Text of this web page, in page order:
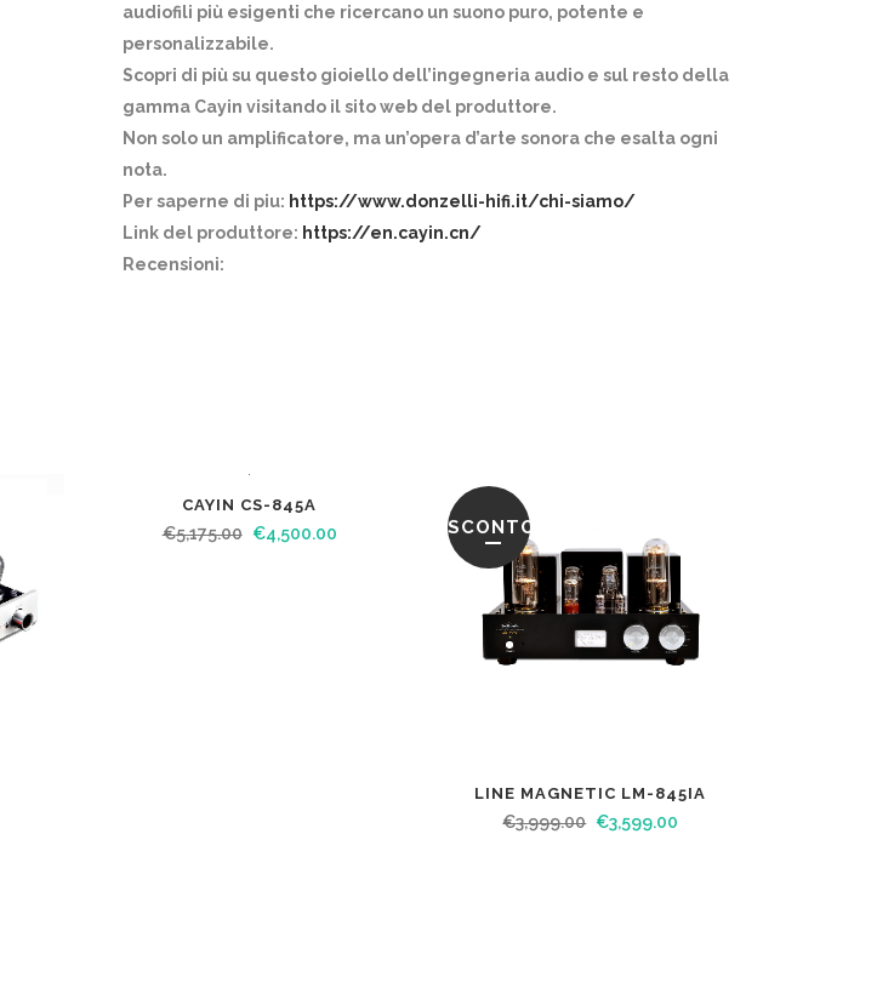
audiofili più esigenti che ricercano un suono puro, potente e
personalizzabile.
Scopri di più su questo gioiello dell’ingegneria audio e sul resto della
gamma Cayin visitando il sito web del produttore.
Non solo un amplificatore, ma un’opera d’arte sonora che esalta ogni
nota.
Per saperne di piu: https://www.donzelli-hifi.it/chi-siamo/
Link del produttore: https://en.cayin.cn/
Recensioni:
SCONTO
CAYIN CS-845A
€5,175.00 €4,500.00 SCONTO
LINE MAGNETIC LM-845IA
€3,999.00 €3,599.00